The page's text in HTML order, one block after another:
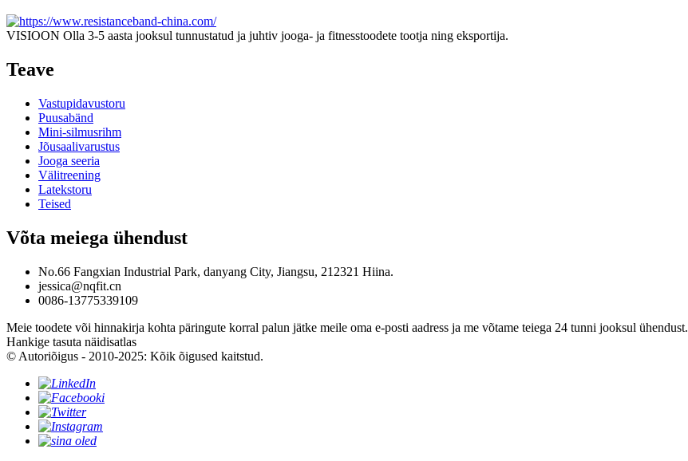
VISIOON Olla 3-5 aasta jooksul tunnustatud ja juhtiv jooga- ja fitnesstoodete tootja ning eksportija.
Teave
Vastupidavustoru
Puusabänd
Mini-silmusrihm
Jõusaalivarustus
Jooga seeria
Välitreening
Latekstoru
Teised
Võta meiega ühendust
No.66 Fangxian Industrial Park, danyang City, Jiangsu, 212321 Hiina.
jessica@nqfit.cn
0086-13775339109
Meie toodete või hinnakirja kohta päringute korral palun jätke meile oma e-posti aadress ja me võtame teiega 24 tunni jooksul ühendust.
Hankige tasuta näidisatlas
© Autoriõigus - 2010-2025: Kõik õigused kaitstud.